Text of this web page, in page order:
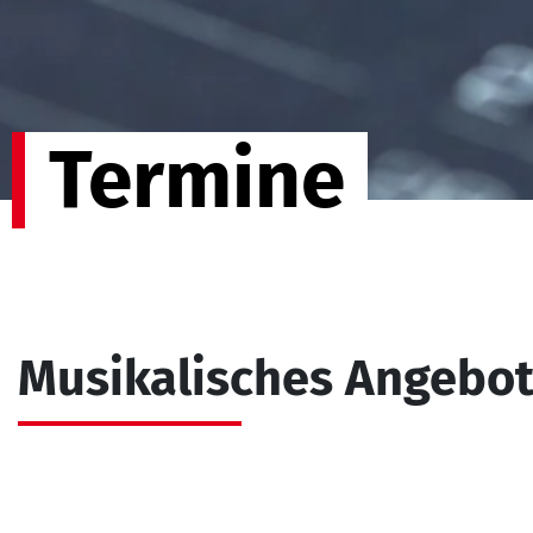
Termine
Musikalisches Angebot